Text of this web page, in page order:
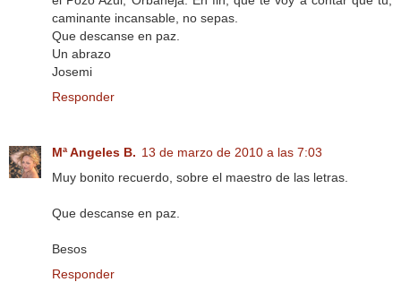
caminante incansable, no sepas.
Que descanse en paz.
Un abrazo
Josemi
Responder
Mª Angeles B. 13 de marzo de 2010 a las 7:03
Muy bonito recuerdo, sobre el maestro de las letras.
Que descanse en paz.
Besos
Responder